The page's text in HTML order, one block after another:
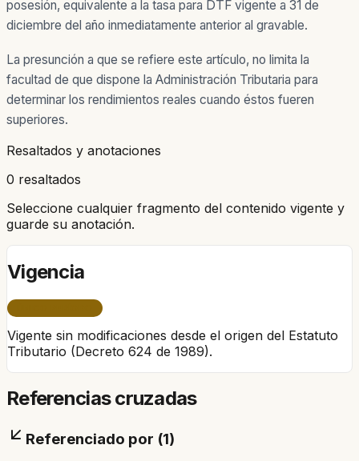
posesión, equivalente a la tasa para DTF vigente a 31 de
diciembre del año inmediatamente anterior al gravable.
La presunción a que se refiere este artículo, no limita la
facultad de que dispone la Administración Tributaria para
determinar los rendimientos reales cuando éstos fueren
superiores.
Resaltados y anotaciones
0 resaltados
Seleccione cualquier fragmento del contenido vigente y
guarde su anotación.
Vigencia
Vigente sin modificaciones desde el origen del Estatuto
Tributario (Decreto 624 de 1989).
Referencias cruzadas
Referenciado por (1)